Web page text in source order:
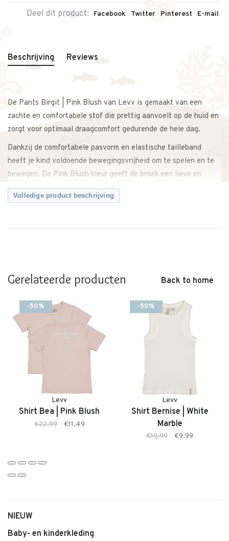
Deel dit product: Facebook Twitter Pinterest E-mail
Beschrijving Reviews
De Pants Birgit | Pink Blush van Levv is gemaakt van een
zachte en comfortabele stof die prettig aanvoelt op de huid en
zorgt voor optimaal draagcomfort gedurende de hele dag.
Dankzij de comfortabele pasvorm en elastische tailleband
heeft je kind voldoende bewegingsvrijheid om te spelen en te
bewegen. De Pink Blush kleur geeft de broek een lieve en
moderne uitstraling.
Makkelijk te combineren met een T-shirt, blouse of sweater
meten de broek graag voor je na, zodat je zeker weet dat je de
Kenmerken:
• Pants Birgit van Levv
• Zachte, comfortabele stof
• Elastische tailleband
• Kleur: Pink Blush
• Comfortabele pasvorm
• Geschikt voor dagelijks gebruik
• Makkelijk te combineren
Volledige product beschrijving
Gerelateerde producten Back to home
-50%
Levv
Shirt Bea | Pink Blush
€22,99 €11,49
-50%
Levv
Shirt Bernise | White
Marble
€19,99 €9,99
NIEUW
Baby- en kinderkleding